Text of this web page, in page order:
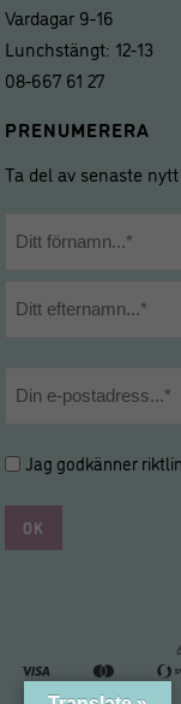
Vardagar 9-16
Lunchstängt: 12-13
08-667 61 27
PRENUMERERA
Ta del av senaste
Hantering
personuppgifter
*
Jag godkänner